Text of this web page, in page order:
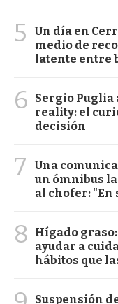
5
Un día en
medio de
latente entre
6
Sergio Puglia
reality: el
decisión
7
Una
un ómnibus
al chofer: "En
8
Hígado
ayudar a
hábitos que
Suspensión